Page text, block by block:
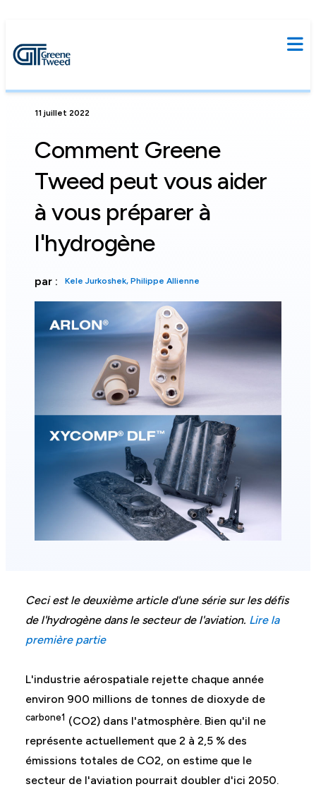
11 juillet 2022
Comment Greene
Tweed peut vous aider
à vous préparer à
l'hydrogène
par : Kele Jurkoshek, Philippe Allienne
Ceci est le deuxième article d'une série sur les défis
de l'hydrogène dans le secteur de l'aviation. Lire la
première partie
L'industrie aérospatiale rejette chaque année
environ 900 millions de tonnes de dioxyde de
carbone1 (CO2) dans l'atmosphère. Bien qu'il ne
représente actuellement que 2 à 2,5 % des
émissions totales de CO2, on estime que le
secteur de l'aviation pourrait doubler d'ici 2050.